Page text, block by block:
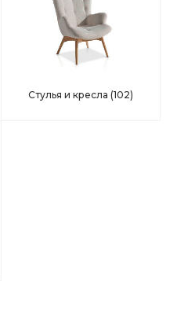
Стулья и кресла (102)